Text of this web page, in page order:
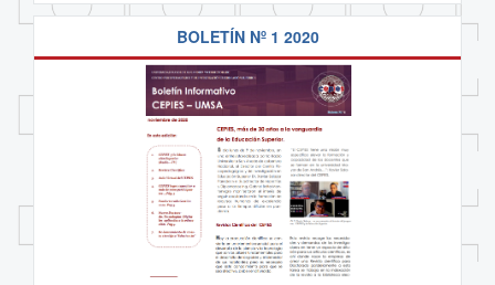
BOLETÍN Nº 1 2020